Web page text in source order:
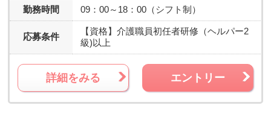
勤務時間 09：00～18：00（シフト制）
応募条件
【資格】 介護職員初任者研修（ヘルパー2
級)以上
詳細をみる エントリー